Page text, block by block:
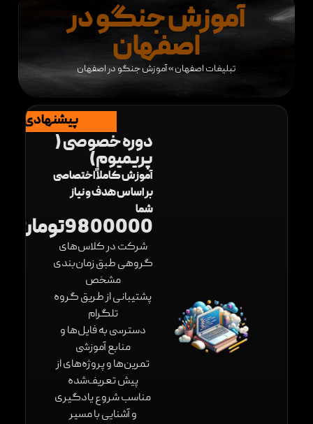
آموزش جنگو در
اصفهان
تبلیغات اصفهان»آموزش جنگو در اصفهان
پیشنهادی
دوره خصوصی (
پریمیوم)
آموزش کاملاً اختصاصی
بر اساس هدف و نیاز
شما
9800000تومان
شرکت در کلاس‌های
گروهی طبق زمان‌بندی
مشخص
پشتیبانی از طریق گروه
تلگرام
دسترسی به فایل‌ها و
منابع آموزشی
تمرین‌ها و پروژه‌های از
پیش تعریف‌شده
مناسب شروع یادگیری
و آشنایی با مسیر